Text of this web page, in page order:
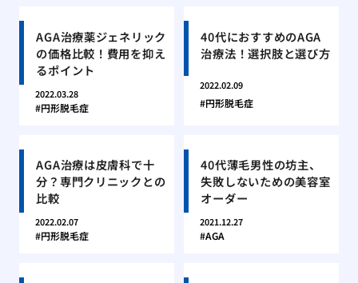
AGA治療薬ジェネリック
の価格比較！費用を抑え
るポイント
2022.03.28
円形脱毛症
40代におすすめのAGA
治療法！選択肢と選び方
2022.02.09
円形脱毛症
AGA治療は皮膚科で十
分？専門クリニックとの
比較
2022.02.07
円形脱毛症
40代薄毛男性の坊主、
失敗しないための美容室
オーダー
2021.12.27
AGA